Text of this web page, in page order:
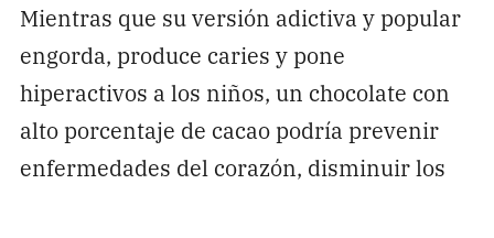
Mientras que su versión adictiva y popular
engorda, produce caries y pone
hiperactivos a los niños, un chocolate con
alto porcentaje de cacao podría prevenir
enfermedades del corazón, disminuir los